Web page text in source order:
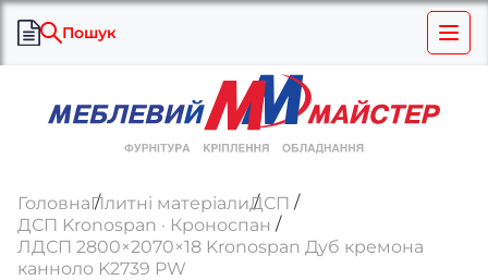
Пошук
ГоловнаПлитні матеріалиДСП
ДСП Kronospan · Кроноспан
ЛДСП 2800×2070×18 Kronospan Дуб кремона
канноло K2739 PW